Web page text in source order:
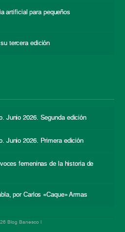
artificial para pequeños
tercera edición
Junio 2026. Segunda edición
Junio 2026. Primera edición
femeninas de la historia de
por Carlos «Caque» Armas
Blog Banesco |